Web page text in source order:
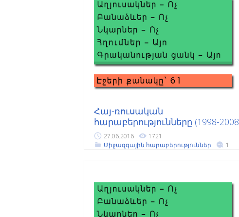
Հայ-ռուսական
հարաբերությունները (1998-2008
թթ.)27.06.2016
1721
Միջազգային հարաբերություններ
1